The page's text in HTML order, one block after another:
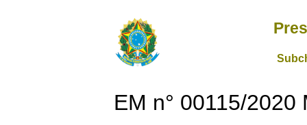
EM n° 00115/2020